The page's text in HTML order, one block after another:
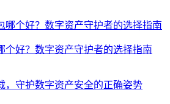
个好？数字资产守护者的选择指南